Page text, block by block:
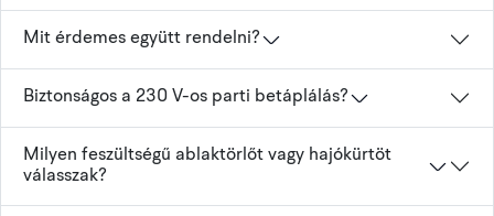
Mit érdemes együtt rendelni?
Biztonságos a 230 V-os parti betáplálás?
Milyen feszültségű ablaktörlőt vagy hajókürtöt
válasszak?